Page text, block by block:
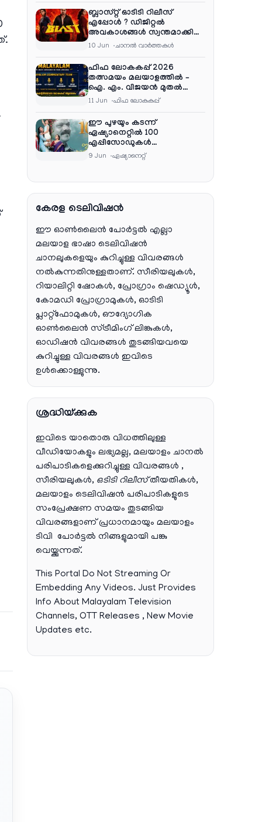
ബ്ലാസ്റ്റ് ഓടിടി റിലീസ്
എപ്പോൾ ? ഡിജിറ്റൽ
അവകാശങ്ങൾ സ്വന്തമാക്കി
നെറ്റ്ഫ്ലിക്സ്
10 Jun ചാനല്‍ വാര്‍ത്തകള്‍
ഫിഫ ലോകകപ്പ് 2026
തത്സമയം മലയാളത്തിൽ –
ഐ. എം. വിജയൻ മുതൽ
ഷൈജു ദാമോദരൻ വരെ
11 Jun ഫിഫ ലോകകപ്പ്
ഈ പുഴയും കടന്ന്
ഏഷ്യാനെറ്റിൽ 100
എപ്പിസോഡുകൾ
പൂർത്തിയാക്കി , സംപ്രേഷണം
9 Jun ഏഷ്യാനെറ്റ്‌
കേരള ടെലിവിഷൻ
ഈ ഓൺലൈൻ പോർട്ടൽ എല്ലാ
മലയാള ഭാഷാ ടെലിവിഷൻ
ചാനലുകളെയും കുറിച്ചുള്ള വിവരങ്ങൾ
നൽകുന്നതിനുള്ളതാണ്. സീരിയലുകൾ,
റിയാലിറ്റി ഷോകൾ, പ്രോഗ്രാം ഷെഡ്യൂൾ,
കോമഡി പ്രോഗ്രാമുകൾ, ഓടിടി
പ്ലാറ്റ്‌ഫോമുകൾ, ഔദ്യോഗിക
ഓൺലൈൻ സ്ട്രീമിംഗ് ലിങ്കുകൾ,
ഓഡിഷൻ വിവരങ്ങൾ തുടങ്ങിയവയെ
കുറിച്ചുള്ള വിവരങ്ങൾ ഇവിടെ
ഉൾക്കൊള്ളുന്നു.
ശ്രദ്ധിയ്ക്കുക
ഇവിടെ യാതൊരു വിധത്തിലുള്ള
വീഡിയോകളും ലഭ്യമല്ല, മലയാളം ചാനല്‍
പരിപാടികളെക്കുറിച്ചുള്ള വിവരങ്ങള്‍ ,
സീരിയലുകള്‍, ഒടിടി റിലീസ്തീയതികള്‍,
മലയാളം ടെലിവിഷന്‍ പരിപാടികളുടെ
സംപ്രേക്ഷണ സമയം തുടങ്ങിയ
വിവരങ്ങളാണ് പ്രധാനമായും മലയാളം
ടിവി പോര്‍ട്ടല്‍ നിങ്ങളുമായി പങ്കു
വെയ്ക്കുന്നത്.
This Portal Do Not Streaming Or
Embedding Any Videos. Just Provides
Info About Malayalam Television
Channels, OTT Releases , New Movie
Updates etc.